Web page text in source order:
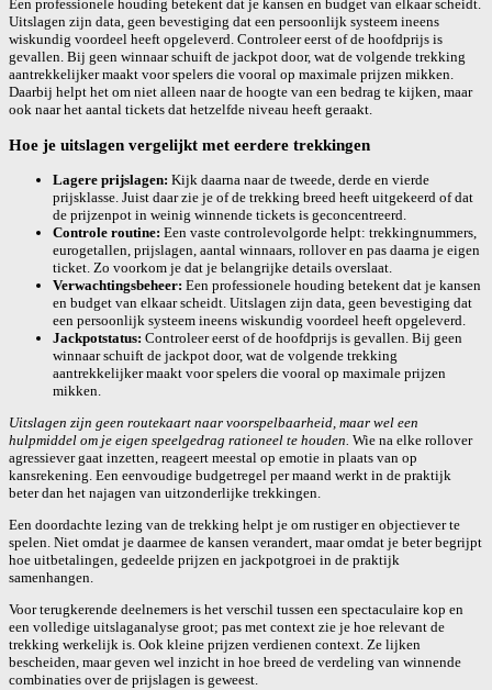
Een professionele houding betekent dat je kansen en budget van elkaar scheidt.
Uitslagen zijn data, geen bevestiging dat een persoonlijk systeem ineens
wiskundig voordeel heeft opgeleverd. Controleer eerst of de hoofdprijs is
gevallen. Bij geen winnaar schuift de jackpot door, wat de volgende trekking
aantrekkelijker maakt voor spelers die vooral op maximale prijzen mikken.
Daarbij helpt het om niet alleen naar de hoogte van een bedrag te kijken, maar
ook naar het aantal tickets dat hetzelfde niveau heeft geraakt.
Hoe je uitslagen vergelijkt met eerdere trekkingen
Lagere prijslagen: Kijk daarna naar de tweede, derde en vierde
prijsklasse. Juist daar zie je of de trekking breed heeft uitgekeerd of dat
de prijzenpot in weinig winnende tickets is geconcentreerd.
Controle routine: Een vaste controlevolgorde helpt: trekkingnummers,
eurogetallen, prijslagen, aantal winnaars, rollover en pas daarna je eigen
ticket. Zo voorkom je dat je belangrijke details overslaat.
Verwachtingsbeheer: Een professionele houding betekent dat je kansen
en budget van elkaar scheidt. Uitslagen zijn data, geen bevestiging dat
een persoonlijk systeem ineens wiskundig voordeel heeft opgeleverd.
Jackpotstatus: Controleer eerst of de hoofdprijs is gevallen. Bij geen
winnaar schuift de jackpot door, wat de volgende trekking
aantrekkelijker maakt voor spelers die vooral op maximale prijzen
mikken.
Uitslagen zijn geen routekaart naar voorspelbaarheid, maar wel een
hulpmiddel om je eigen speelgedrag rationeel te houden. Wie na elke rollover
agressiever gaat inzetten, reageert meestal op emotie in plaats van op
kansrekening. Een eenvoudige budgetregel per maand werkt in de praktijk
beter dan het najagen van uitzonderlijke trekkingen.
Een doordachte lezing van de trekking helpt je om rustiger en objectiever te
spelen. Niet omdat je daarmee de kansen verandert, maar omdat je beter begrijpt
hoe uitbetalingen, gedeelde prijzen en jackpotgroei in de praktijk
samenhangen.
Voor terugkerende deelnemers is het verschil tussen een spectaculaire kop en
een volledige uitslaganalyse groot; pas met context zie je hoe relevant de
trekking werkelijk is. Ook kleine prijzen verdienen context. Ze lijken
bescheiden, maar geven wel inzicht in hoe breed de verdeling van winnende
combinaties over de prijslagen is geweest.